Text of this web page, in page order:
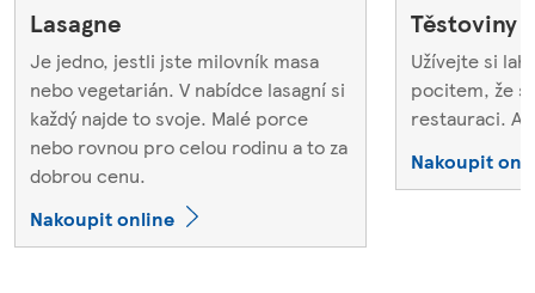
Lasagne
Je jedno, jestli jste milovník masa
nebo vegetarián. V nabídce lasagní si
každý najde to svoje. Malé porce
nebo rovnou pro celou rodinu a to za
dobrou cenu.
Nakoupit online
Těstoviny
Užívejte si
pocitem, že
restauraci.
Nakoupit